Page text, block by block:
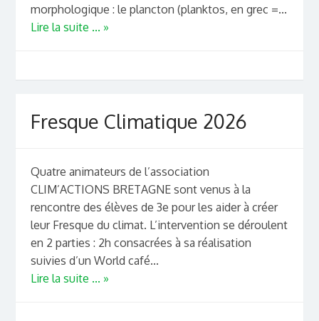
morphologique : le plancton (planktos, en grec =...
Lire la suite ... »
Fresque Climatique 2026
Quatre animateurs de l’association
CLIM’ACTIONS BRETAGNE sont venus à la
rencontre des élèves de 3e pour les aider à créer
leur Fresque du climat. L’intervention se déroulent
en 2 parties : 2h consacrées à sa réalisation
suivies d’un World café...
Lire la suite ... »